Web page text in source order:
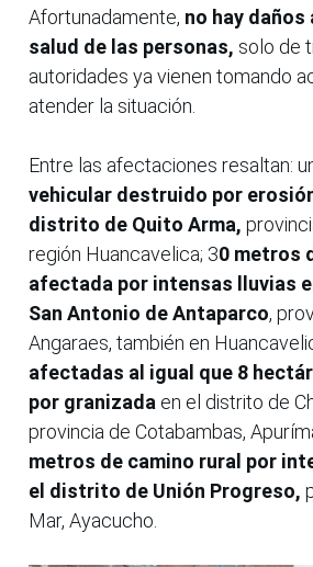
Afortunadamente, no hay daños
salud de las personas, solo de
autoridades ya vienen tomando
atender la situación.
Entre las afectaciones resaltan:
vehicular destruido por
distrito de Quito Arma,
región Huancavelica; 30 metros
afectada por intensas lluvias
San Antonio de Antaparco,
Angaraes, también en
afectadas al igual que 8
por granizada en el distrito de
provincia de Cotabambas,
metros de camino rural por
el distrito de Unión Progreso,
Mar, Ayacucho.